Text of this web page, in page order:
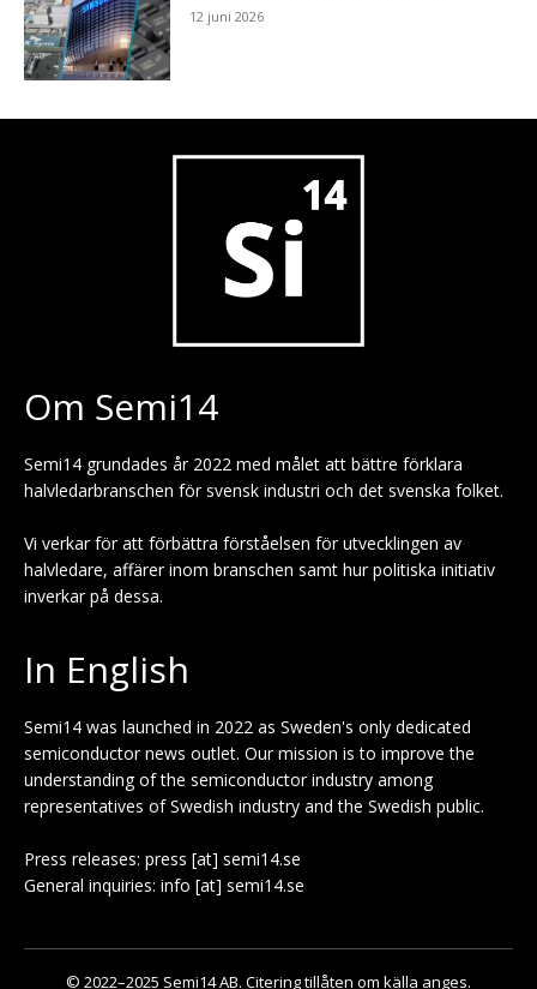
12 juni 2026
Om Semi14
Semi14 grundades år 2022 med målet att bättre förklara
halvledarbranschen för svensk industri och det svenska folket.
Vi verkar för att förbättra förståelsen för utvecklingen av
halvledare, affärer inom branschen samt hur politiska initiativ
inverkar på dessa.
In English
Semi14 was launched in 2022 as Sweden's only dedicated
semiconductor news outlet. Our mission is to improve the
understanding of the semiconductor industry among
representatives of Swedish industry and the Swedish public.
Press releases: press [at] semi14.se
General inquiries: info [at] semi14.se
© 2022–2025 Semi14 AB. Citering tillåten om källa anges.